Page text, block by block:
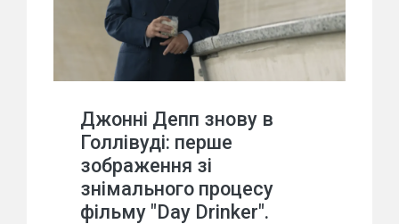
Джонні Депп знову в
Голлівуді: перше
зображення зі
знімального процесу
фільму "Day Drinker".